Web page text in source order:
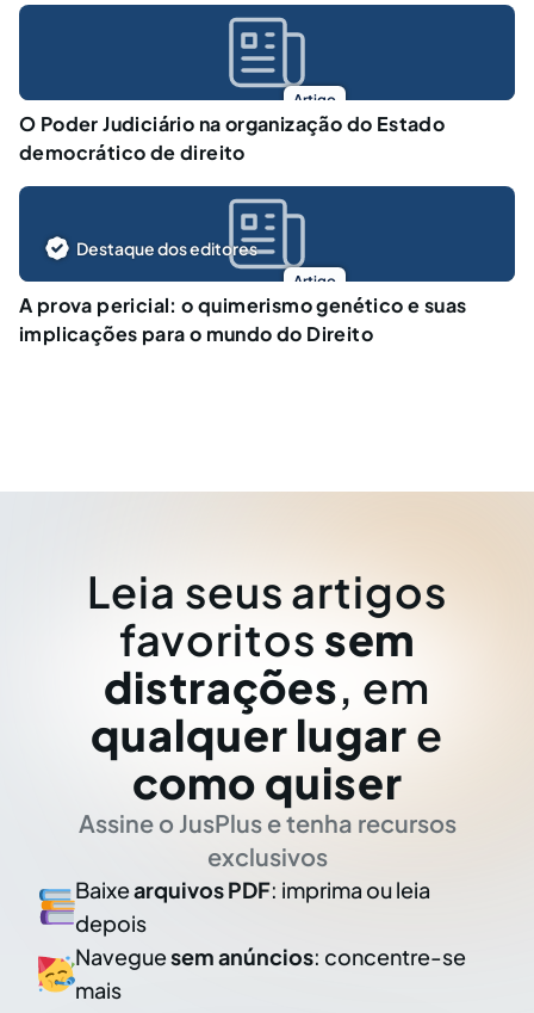
Artigo
O Poder Judiciário na organização do Estado
democrático de direito
Artigo
Destaque dos editores
A prova pericial: o quimerismo genético e suas
implicações para o mundo do Direito
Leia seus artigos
favoritos sem
distrações, em
qualquer lugar e
como quiser
Assine o JusPlus e tenha recursos
exclusivos
Baixearquivos PDF: imprima ou leia
depois
Naveguesem anúncios: concentre-se
mais